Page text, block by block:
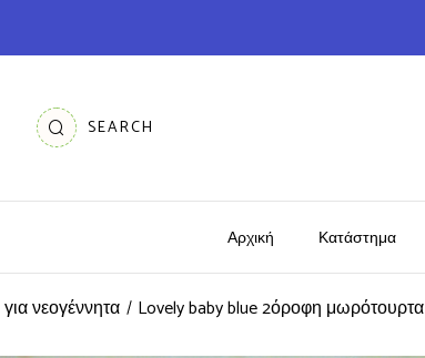
SEARCH
Αρχική Κατάστημα
νεογέννητα Lovely baby blue 2όροφη μωρότουρτα